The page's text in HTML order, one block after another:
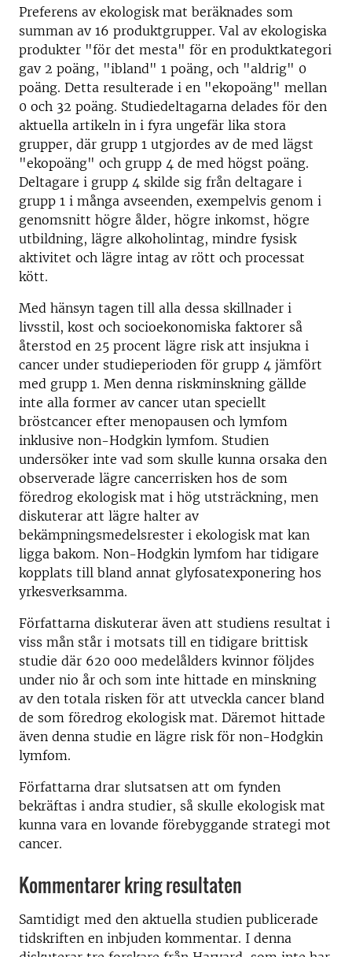
Preferens av ekologisk mat beräknades som
summan av 16 produktgrupper. Val av ekologiska
produkter "för det mesta" för en produktkategori
gav 2 poäng, "ibland" 1 poäng, och "aldrig" 0
poäng. Detta resulterade i en "ekopoäng" mellan
0 och 32 poäng. Studiedeltagarna delades för den
aktuella artikeln in i fyra ungefär lika stora
grupper, där grupp 1 utgjordes av de med lägst
"ekopoäng" och grupp 4 de med högst poäng.
Deltagare i grupp 4 skilde sig från deltagare i
grupp 1 i många avseenden, exempelvis genom i
genomsnitt högre ålder, högre inkomst, högre
utbildning, lägre alkoholintag, mindre fysisk
aktivitet och lägre intag av rött och processat
kött.
Med hänsyn tagen till alla dessa skillnader i
livsstil, kost och socioekonomiska faktorer så
återstod en 25 procent lägre risk att insjukna i
cancer under studieperioden för grupp 4 jämfört
med grupp 1. Men denna riskminskning gällde
inte alla former av cancer utan speciellt
bröstcancer efter menopausen och lymfom
inklusive non-Hodgkin lymfom. Studien
undersöker inte vad som skulle kunna orsaka den
observerade lägre cancerrisken hos de som
föredrog ekologisk mat i hög utsträckning, men
diskuterar att lägre halter av
bekämpningsmedelsrester i ekologisk mat kan
ligga bakom. Non-Hodgkin lymfom har tidigare
kopplats till bland annat glyfosatexponering hos
yrkesverksamma.
Författarna diskuterar även att studiens resultat i
viss mån står i motsats till en tidigare brittisk
studie där 620 000 medelålders kvinnor följdes
under nio år och som inte hittade en minskning
av den totala risken för att utveckla cancer bland
de som föredrog ekologisk mat. Däremot hittade
även denna studie en lägre risk för non-Hodgkin
lymfom.
Författarna drar slutsatsen att om fynden
bekräftas i andra studier, så skulle ekologisk mat
kunna vara en lovande förebyggande strategi mot
cancer.
Kommentarer kring resultaten
Samtidigt med den aktuella studien publicerade
tidskriften en inbjuden kommentar. I denna